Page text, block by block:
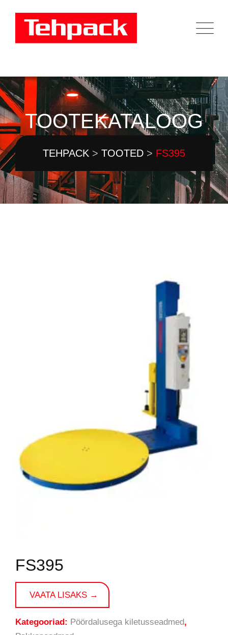
TOOTEKATALOOG
TEHPACK > TOOTED > FS395
FS395
VAATA LISAKS →
Kategooriad: Pöördalusega kiletusseadmed,